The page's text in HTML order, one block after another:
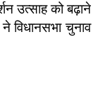
उत्साह को बढ़ाने
विधानसभा चुनाव